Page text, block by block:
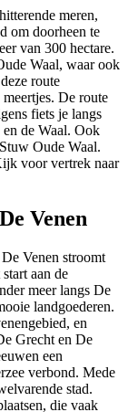
meren,
om doorheen te
van 300 hectare.
Waal, waar ook
route
De route
fiets je langs
de Waal. Ook
Oude Waal.
voor vertrek naar
Venen
Venen stroomt
aan de
meer langs De
landgoederen.
en
Grecht en De
een
verbond. Mede
stad.
die vaak